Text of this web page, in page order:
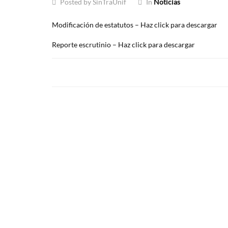
Modificación de estatutos – Haz click para descargar
Reporte escrutinio – Haz click para descargar